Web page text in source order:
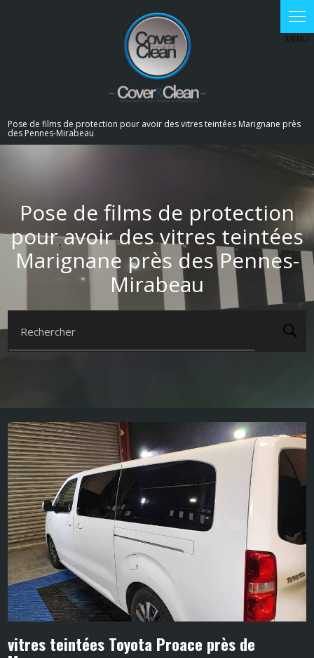
Pose de films de protection pour avoir des vitres teintées Marignane près
des Pennes-Mirabeau
Pose de films de protection
pour avoir des vitres teintées
Marignane près des Pennes-
Mirabeau
Rechercher
vitres teintées Toyota Proace près de